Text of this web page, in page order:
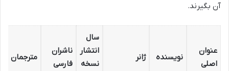
آن بگیرند.
عنوان
اصلی
نویسنده ژانر
سال
انتشار
نسخه
ناشران
فارسی
مترجمان